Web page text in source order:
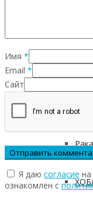
Рака
Имя *
Email *
Сайт
Я даю согласие
ознакомлен с